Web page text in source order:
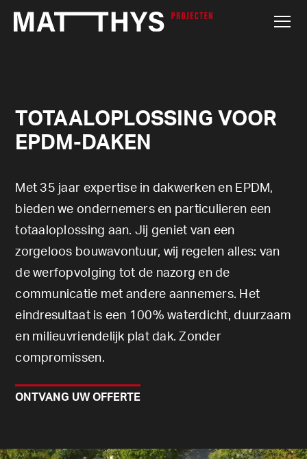
TOTAALOPLOSSING VOOR
EPDM-DAKEN
Met 35 jaar expertise in dakwerken en EPDM,
bieden we ondernemers en particulieren een
totaaloplossing aan. Jij geniet van een
zorgeloos bouwavontuur, wij regelen alles: van
de werfopvolging tot de nazorg en de
communicatie met andere aannemers. Het
eindresultaat is een 100% waterdicht, duurzaam
en milieuvriendelijk plat dak. Zonder
compromissen.
ONTVANG UW OFFERTE